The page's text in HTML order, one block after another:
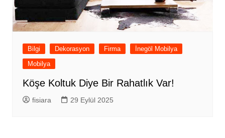
Bilgi Dekorasyon Firma
İnegöl Mobilya
Mobilya
Köşe Koltuk Diye Bir Rahatlık Var!
fisiara 29 Eylül 2025